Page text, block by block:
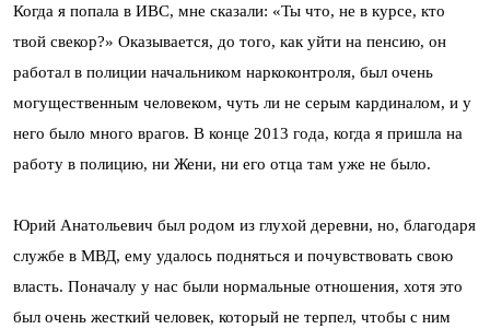
Когда я попала в ИВС, мне сказали: «Ты что, не в курсе, кто
твой свекор?» Оказывается, до того, как уйти на пенсию, он
работал в полиции начальником наркоконтроля, был очень
могущественным человеком, чуть ли не серым кардиналом, и у
него было много врагов. В конце 2013 года, когда я пришла на
работу в полицию, ни Жени, ни его отца там уже не было.
Юрий Анатольевич был родом из глухой деревни, но, благодаря
службе в МВД, ему удалось подняться и почувствовать свою
власть. Поначалу у нас были нормальные отношения, хотя это
был очень жесткий человек, который не терпел, чтобы с ним